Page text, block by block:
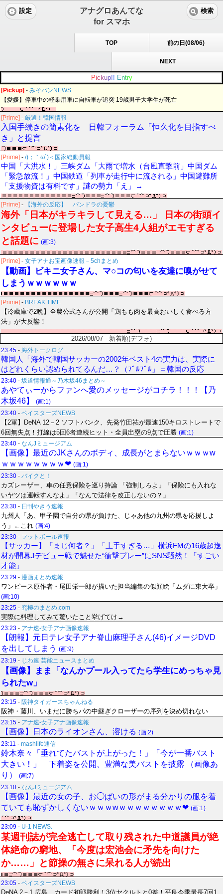
アナグロあんてな
for スマホ
設定 検索
TOP 前の日(08/06)
NEXT
Pic kup!! Entry
[Pickup] - みそパンNEWS
【愛媛】停車中の軽乗用車に自転車が追突 19歳男子大学生が死亡
[Prime] - 厳選！韓国情報
入国手続きの簡素化を 日韓フォーラム「恒久化を目指すべ
き」と提言
[Prime] - /)；｀ω´)＜国家総動員報
中国「大洪水！」三峡ダム「大雨で増水（台風直撃前」中国ダム
「緊急放流！」中国鉄道「列車が走行中に流される」中国避難所
「支援物資は有料です」謎の勢力「え」→
[Prime] - 【海外の反応】 パンドラの憂鬱
海外「日本がキラキラして見える…」 日本の街頭イ
ンタビューに登場した女子高生4人組がエモすぎる
と話題に (画:3)
[Prime] - 女子アナお宝画像速報－5chまとめ
【動画】ビキニ女子さん、マ○コの匂いを友達に嗅がせて
しまうｗｗｗｗｗｗ
[Prime] - BREAK TIME
【冷蔵庫で2晩】全農公式さんが公開「鶏もも肉を最高おいしく食べる方
法」が大反響！
2026/08/07 - 新着順(デフォ)
23:45 - 海外トークログ
韓国人「海外で韓国サッカーの2002年ベスト4の実力は、実際に
はどれくらい認められてるんだ…？（ﾌﾞﾙﾌﾞﾙ」＝韓国の反応
23:40 - 坂道情報通～乃木坂46まとめ～
あやてぃーからファンへ愛のメッセージがコチラ！！！【乃
木坂46】
(画:1)
23:40 - ベイスターズNEWS
【2軍】DeNA 12－2 ソフトバンク、先発竹田祐が最速150キロストレートで
6回無失点！打線は5回6者連続ヒット・全員出塁の9点で圧勝 (画:1)
23:40 - なんJミュージアム
【画像】最近のJKさんのボディ、成長がとまらないｗｗｗw
ｗｗｗｗｗｗｗｗ❤ (画:1)
23:30 - バイクと！
カズレーザー、車の任意保険を巡り持論 「強制しろよ」「保険にも入れな
いヤツは運転すんなよ」「なんで法律を改正しないの？」
23:30 - 日刊やきう速報
九州人「あ、甲子園で自分の県が負けた、じゃあ他の九州の県を応援しよ
う」←これ (画:4)
23:30 - フットボール速報
【サッカー】「まじ何者？」「上手すぎる…」横浜FMの16歳超逸
材が開幕Jデビュー戦で魅せた“衝撃プレー”にSNS騒然！「すごい
才能」
23:29 - 漫画まとめ速報
ワンピース原作者・尾田栄一郎が描いた担当編集の似顔絵「ムダに東大卒」
(画:10)
23:25 - 究極のまとめ.com
実際に料理してみて驚いたこと挙げてけ→
23:23 - アナ速‐女子アナ画像速報
【朗報】元日テレ女子アナ脊山麻理子さん(46)イメージDVD
を出してしまう (画:9)
23:19 - じわ速 芸能ニュースまとめ
【画像】まま「なんかプール入ってたら学生にめっちゃ見
られたw」
23:15 - 阪神タイガースちゃんねる
阪神・藤川、いまだに勝ちパの中継ぎクローザーの序列を決め切れない
23:15 - アナ速‐女子アナ画像速報
【画像】日本のライオンさん、溶ける (画:2)
23:11 - mashlife通信
鈴木奈々「垂れてたバストが上がった！」「今が一番バスト
大きい！」 下着姿を公開、豊満な美バストを披露 （画像あ
り）
(画:7)
23:10 - なんJミュージアム
【画像】最近の女の子、お◯ぱいの形がまる分かりの服を着
ていても恥ずかしくないｗｗｗwｗｗｗｗｗｗｗｗ❤ (画:1)
23:09 - U-1 NEWS.
某週刊誌が完全逃亡して取り残された中道議員が絶
体絶命の窮地、「今度は宏池会に矛先を向けた
か……」と節操の無さに呆れる人が続出
23:05 - ベイスターズNEWS
DeNA 2－1 広島、カード初戦勝利！3位ヤクルトと0差！平良今季最長7回1